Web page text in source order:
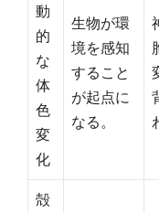
動
的
な
体
色
変
化
生物が環
境を感知
すること
が起点に
なる。
殻